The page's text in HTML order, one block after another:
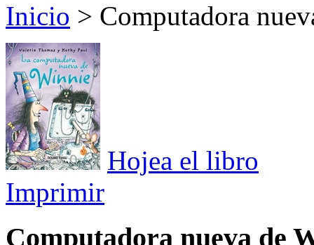
Inicio > Computadora
Hojea el libro
Imprimir
Computadora nueva de